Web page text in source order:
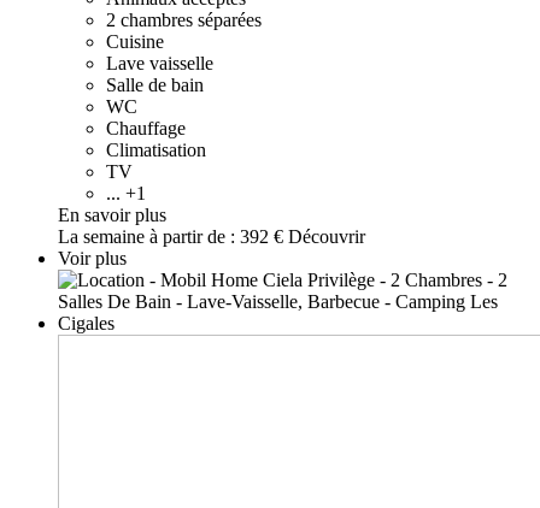
2 chambres séparées
Cuisine
Lave vaisselle
Salle de bain
WC
Chauffage
Climatisation
TV
... +1
En savoir plus
La semaine à partir de : 392 € Découvrir
Voir plus